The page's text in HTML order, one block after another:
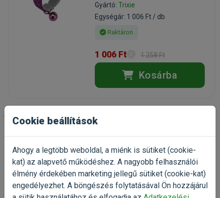
Gyártó: Trixie
Egységár: 1 006 Ft / db
Raktáron
1 006 Ft 1 258 Ft
Kosárba
-20%
Trixie Hearts szívmintás
macskanyakörv Fekete
nyakörv macskának
Kiszerelés: 1 Darab
Gyártó:Trixie
Egységár: 1 006 Ft / db
Cookie beállítások
Ahogy a legtöbb weboldal, a miénk is sütiket (cookie-
kat) az alapvető működéshez. A nagyobb felhasználói
élmény érdekében marketing jellegű sütiket (cookie-kat)
engedélyezhet. A böngészés folytatásával Ön hozzájárul